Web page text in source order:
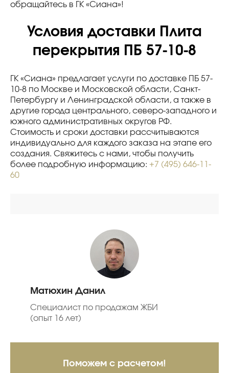
обращайтесь в ГК «Сиана»!
Условия доставки Плита
перекрытия ПБ 57-10-8
ГК «Сиана» предлагает услуги по доставке ПБ 57-
10-8 по Москве и Московской области, Санкт-
Петербургу и Ленинградской области, а также в
другие города центрального, северо-западного и
южного административных округов РФ.
Стоимость и сроки доставки рассчитываются
индивидуально для каждого заказа на этапе его
создания. Свяжитесь с нами, чтобы получить
более подробную информацию: +7 (495) 646-11-
60
Матюхин Данил
Специалист по продажам ЖБИ
(опыт 16 лет)
Поможем с расчетом!